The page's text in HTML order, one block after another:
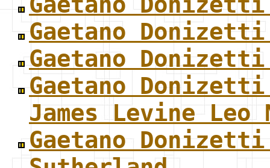
Gaetano
Gaetano
Gaetano
James Levine Leo
Gaetano